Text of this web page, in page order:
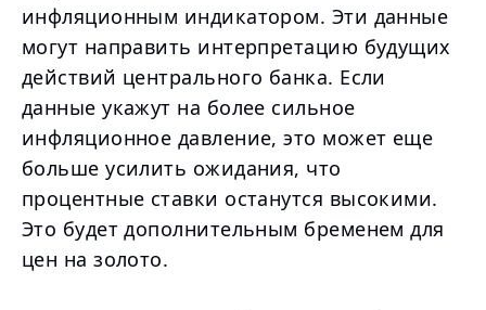
инфляционным индикатором. Эти данные
могут направить интерпретацию будущих
действий центрального банка. Если
данные укажут на более сильное
инфляционное давление, это может еще
больше усилить ожидания, что
процентные ставки останутся высокими.
Это будет дополнительным бременем для
цен на золото.